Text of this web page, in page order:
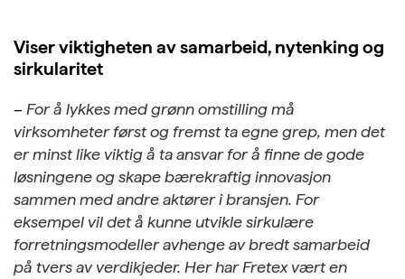
Viser viktigheten av samarbeid, nytenking og
sirkularitet
– For å lykkes med grønn omstilling må
virksomheter først og fremst ta egne grep, men det
er minst like viktig å ta ansvar for å finne de gode
løsningene og skape bærekraftig innovasjon
sammen med andre aktører i bransjen. For
eksempel vil det å kunne utvikle sirkulære
forretningsmodeller avhenge av bredt samarbeid
på tvers av verdikjeder. Her har Fretex vært en